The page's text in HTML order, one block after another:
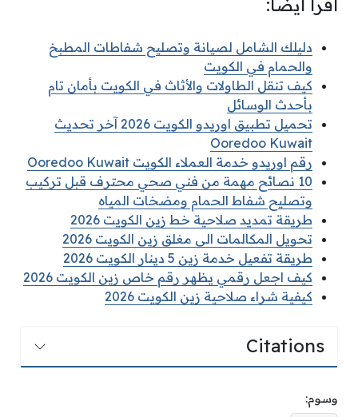
اقرأ أيضًا:
دليلك الشامل لصيانة وتصليح شفاطات المطبخ
والحمام في الكويت
كيف تنقل الطاولات والأثاث في الكويت بأمان تام
بأحدث الوسائل
تحميل تطبيق اوريدو الكويت 2026 آخر تحديث
Ooredoo Kuwait
رقم اوريدو خدمة العملاء الكويت Ooredoo Kuwait
10 نصائح مهمة من فني صحي محترف قبل تركيب
وتصليح شفاط الحمام ومضخات المياه
طريقة تمديد صلاحية خط زين الكويت 2026
تحويل المكالمات الى مغلق زين الكويت 2026
طريقة تفعيل خدمة زين 5 دينار الكويت 2026
كيف اجعل رقمي يظهر رقم خاص زين الكويت 2026
كيفية شراء صلاحية زين الكويت 2026
Citations
وسوم: